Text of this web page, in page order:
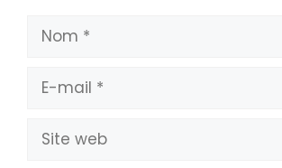
Nom
mail
Site
web